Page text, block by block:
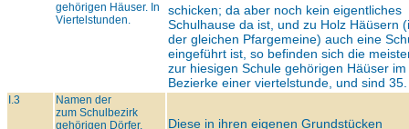
gehörigen Häuser. In
Viertelstunden.
schicken; da aber noch kein eigentliches
Schulhause da ist, und zu Holz Häüsern
der gleichen Pfargemeine) auch eine
eingeführt ist, so befinden sich die
zur hiesigen Schule gehörigen Häüser im
Bezierke einer viertelstunde, und sind 35.
I.3
Namen der
zum Schulbezirk
gehörigen Dörfer,
Diese in ihren eigenen Grundstücken